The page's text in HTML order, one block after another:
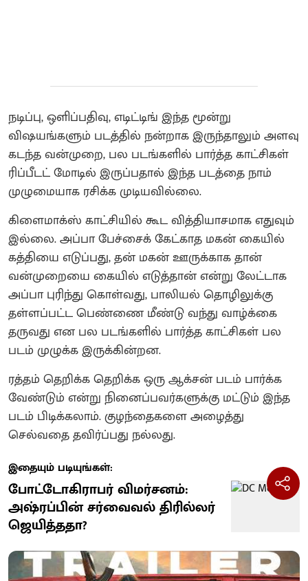
நடிப்பு, ஒளிப்பதிவு, எடிட்டிங் இந்த மூன்று
விஷயங்களும் படத்தில் நன்றாக இருந்தாலும் அளவு
கடந்த வன்முறை, பல படங்களில் பார்த்த காட்சிகள்
ரிப்பீடட் மோடில் இருப்பதால் இந்த படத்தை நாம்
முழுமையாக ரசிக்க முடியவில்லை.
கிளைமாக்ஸ் காட்சியில் கூட வித்தியாசமாக எதுவும்
இல்லை. அப்பா பேச்சைக் கேட்காத மகன் கையில்
கத்தியை எடுப்பது, தன் மகன் ஊருக்காக தான்
வன்முறையை கையில் எடுத்தான் என்று லேட்டாக
அப்பா புரிந்து கொள்வது, பாலியல் தொழிலுக்கு
தள்ளப்பட்ட பெண்ணை மீண்டு வந்து வாழ்க்கை
தருவது என பல படங்களில் பார்த்த காட்சிகள் பல
படம் முழுக்க இருக்கின்றன.
ரத்தம் தெறிக்க தெறிக்க ஒரு ஆக்சன் படம் பார்க்க
வேண்டும் என்று நினைப்பவர்களுக்கு மட்டும் இந்த
படம் பிடிக்கலாம். குழந்தைகளை அழைத்து
செல்வதை தவிர்ப்பது நல்லது.
இதையும் படியுங்கள்:
போட்டோகிராபர் விமர்சனம்:
அஷ்ரப்பின் சர்வைவல் திரில்லர்
ஜெயித்ததா?